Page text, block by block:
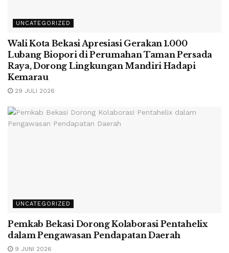
UNCATEGORIZED
Wali Kota Bekasi Apresiasi Gerakan 1.000
Lubang Biopori di Perumahan Taman Persada
Raya, Dorong Lingkungan Mandiri Hadapi
Kemarau
29 JULI 2026
UNCATEGORIZED
Pemkab Bekasi Dorong Kolaborasi Pentahelix
dalam Pengawasan Pendapatan Daerah
9 JUNI 2026